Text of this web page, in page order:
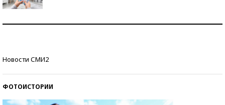
Новости СМИ2
ФОТОИСТОРИИ